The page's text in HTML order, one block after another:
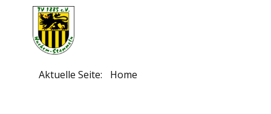
Aktuelle Seite: Home